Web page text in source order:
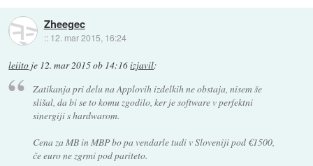
Zheegec
:: 12. mar 2015, 16:24
leiito je 12. mar 2015 ob 14:16izjavil:
Zatikanja pri delu na Applovih izdelkih ne obstaja, nisem še
slišal, da bi se to komu zgodilo, ker je software v perfektni
sinergiji s hardwarom.
Cena za MB in MBP bo pa vendarle tudi v Sloveniji pod €1500,
če euro ne zgrmi pod pariteto.